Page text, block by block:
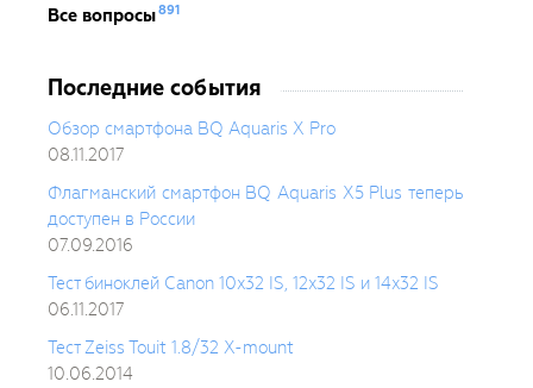
Все вопросы891
Последние события
Обзор смартфона BQ Aquaris X Pro
08.11.2017
Флагманский смартфон BQ Aquaris X5 Plus теперь
доступен в России
07.09.2016
Тест биноклей Canon 10x32 IS, 12x32 IS и 14x32 IS
06.11.2017
Тест Zeiss Touit 1.8/32 X-mount
10.06.2014